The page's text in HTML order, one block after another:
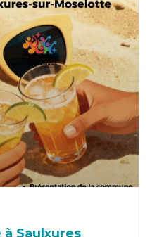
à Saulxures